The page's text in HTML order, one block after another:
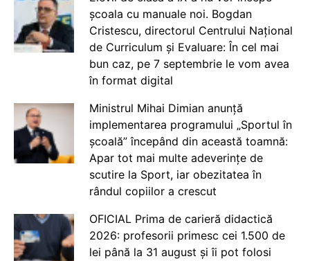
școala cu manuale noi. Bogdan
Cristescu, directorul Centrului Național
de Curriculum și Evaluare: În cel mai
bun caz, pe 7 septembrie le vom avea
în format digital
Ministrul Mihai Dimian anunță
implementarea programului „Sportul în
școală” începând din această toamnă:
Apar tot mai multe adeverințe de
scutire la Sport, iar obezitatea în
rândul copiilor a crescut
OFICIAL Prima de carieră didactică
2026: profesorii primesc cei 1.500 de
lei până la 31 august și îi pot folosi